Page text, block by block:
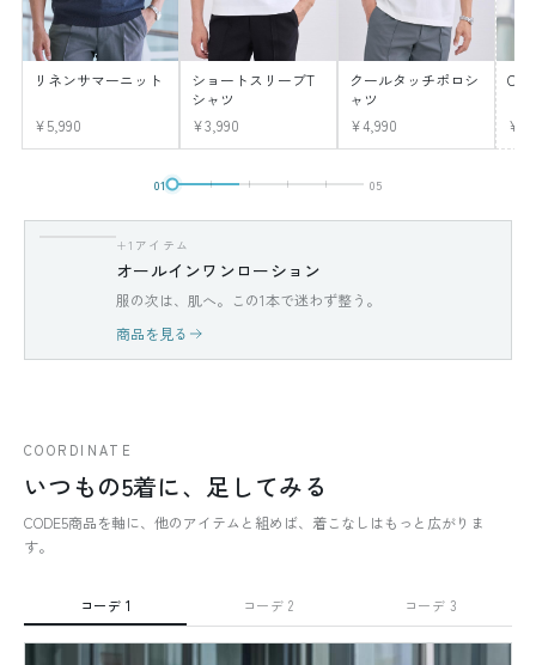
リネンサマーニット
¥5,990
ショートスリーブT
シャツ
¥3,990
クールタッチポロシ
ャツ
¥4,990
01 05
+1アイテム
オールインワンローション
服の次は、肌へ。この1本で迷わず整う。
商品を見る
COORDINATE
いつもの5着に、足してみる
CODE5商品を軸に、他のアイテムと組めば、着こなしはもっと広がりま
す。
コーデ 1 コーデ 2 コーデ 3